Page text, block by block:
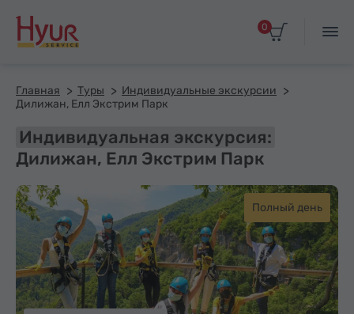
0
Главная Туры
Индивидуальные экскурсии
Дилижан, Елл Экстрим Парк
Индивидуальная экскурсия:
Дилижан, Елл Экстрим Парк
Полный день